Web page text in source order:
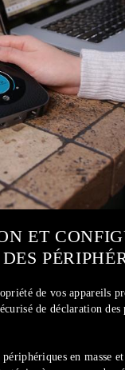
ET
de vos appareils
de déclaration
en masse